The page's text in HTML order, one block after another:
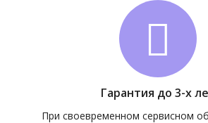
Гарантия до 3-х
При своевременном сервисном